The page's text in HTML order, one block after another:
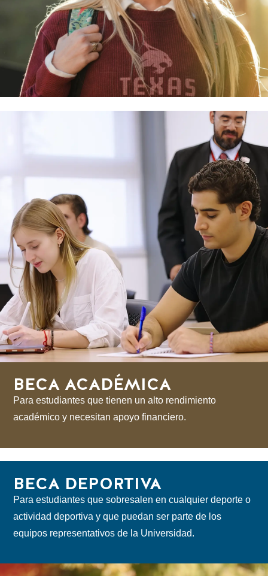
BECA ACADÉMICA
Para estudiantes que tienen un alto rendimiento
académico y necesitan apoyo financiero.
BECA DEPORTIVA
Para estudiantes que sobresalen en cualquier deporte o
actividad deportiva y que puedan ser parte de los
equipos representativos de la Universidad.